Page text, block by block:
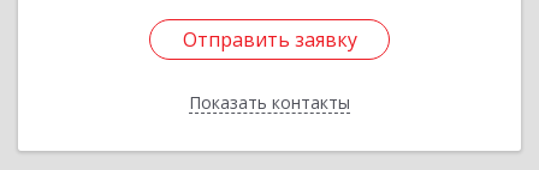
Отправить заявку
Показать контакты
Отправить заявку
Назад